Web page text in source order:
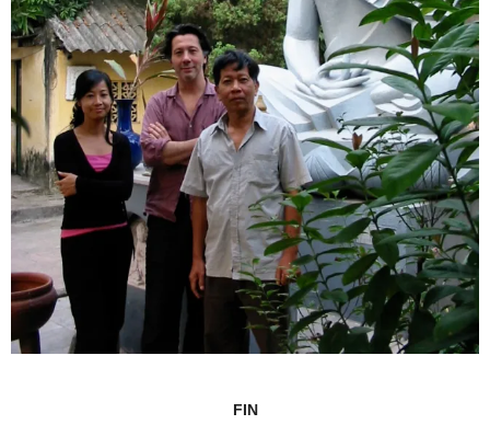
FIN